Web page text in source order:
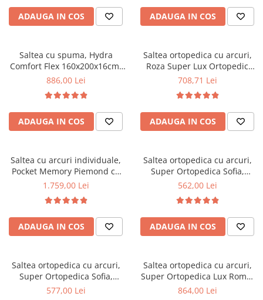
ADAUGA IN COS ADAUGA IN COS
Saltea cu spuma, Hydra
Comfort Flex 160x200x16cm,
fermitate mediu spre tare,
detasabila, Saltsib
886,00 Lei
ADAUGA IN COS
Saltea ortopedica cu arcuri,
Roza Super Lux Ortopedic
125x190x25cm, fermitate
arcuri Bonell,reversibila,
banda de aerisire spaceair,
greutate maxima sustinuta
100 kg/utilizator, Salt Confort
708,71 Lei
ADAUGA IN COS
Saltea cu arcuri individuale,
Pocket Memory Piemond cu
topper, 160x200x32cm,
memory foam 2,5 cm, husa
matlasata, sistem de aerisire
perimetral, greutate maxima
sustinuta 100 kg/utilizator,
1.759,00 Lei
ADAUGA IN COS
Saltea ortopedica cu arcuri,
Super Ortopedica Sofia,
130x200x20cm, fermitate
fata vara-iarna, sistem
aerisire cu butoni, Saltex
562,00 Lei
ADAUGA IN COS
Saltea ortopedica cu arcuri,
Super Ortopedica Sofia,
135x200x20cm, fermitate
577,00 Lei
Saltea ortopedica cu arcuri,
Super Ortopedica Lux Roma,
140x200x23cm, fermitate tare,
864,00 Lei